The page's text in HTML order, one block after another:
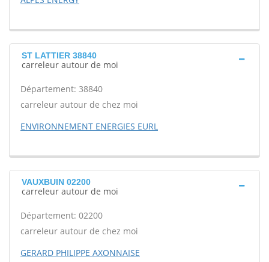
ST LATTIER 38840
carreleur autour de moi
Département: 38840
carreleur autour de chez moi
ENVIRONNEMENT ENERGIES EURL
VAUXBUIN 02200
carreleur autour de moi
Département: 02200
carreleur autour de chez moi
GERARD PHILIPPE AXONNAISE